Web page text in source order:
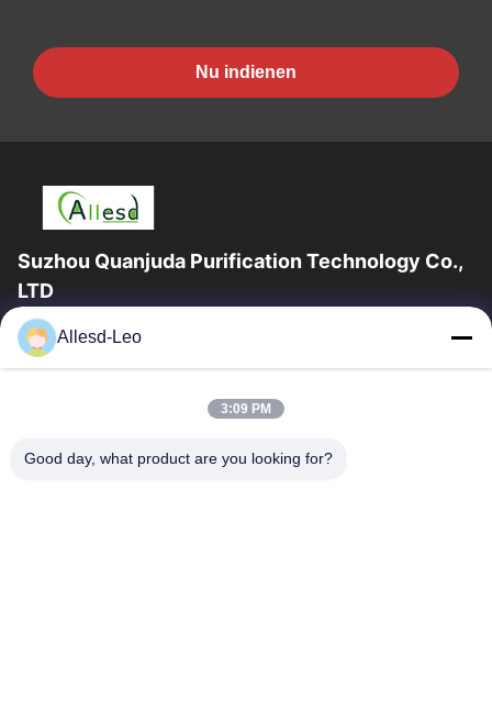
Nu indienen
Suzhou Quanjuda Purification Technology Co.,
LTD
16years ervaring, als belangrijke fabrikant en exporteur van
ESD & Cleanroom producten, bieden wij een volledige lijn van
Huis
Producten
Allesd-Leo
3:09 PM
Good day, what product are you looking for?